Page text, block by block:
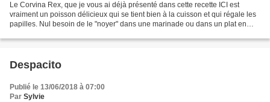
Le Corvina Rex, que je vous ai déjà présenté dans cette recette ICI est
vraiment un poisson délicieux qui se tient bien à la cuisson et qui régale les
papilles. Nul besoin de le "noyer" dans une marinade ou dans un plat en
Despacito
Publié le 13/06/2018 à 07:00
Par Sylvie